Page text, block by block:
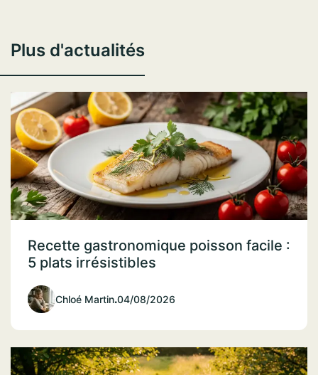
Plus d'actualités
Recette gastronomique poisson facile :
5 plats irrésistibles
Chloé Martin.04/08/2026